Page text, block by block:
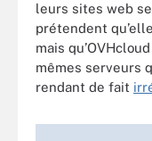
leurs sites web
prétendent
mais
mêmes serveurs
rendant de fait